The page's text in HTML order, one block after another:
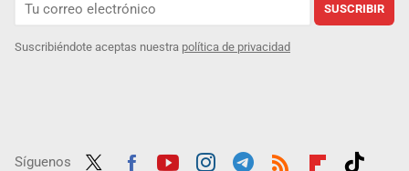
SUSCRIBIR
Suscribiéndote aceptas nuestra política de privacidad
Síguenos